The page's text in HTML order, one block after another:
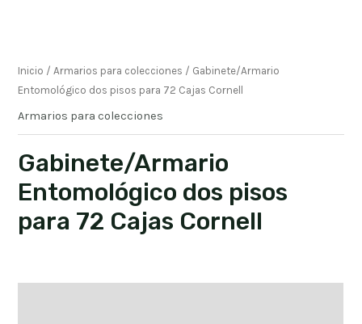
Inicio /Armarios para colecciones / Gabinete/Armario
Entomológico dos pisos para 72 Cajas Cornell
Armarios para colecciones
Gabinete/Armario
Entomológico dos pisos
para 72 Cajas Cornell